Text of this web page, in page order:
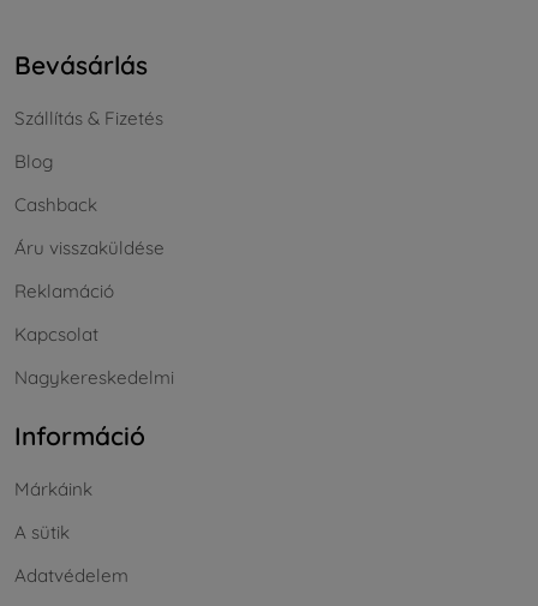
Bevásárlás
Szállítás & Fizetés
Blog
Cashback
Áru visszaküldése
Reklamáció
Kapcsolat
Nagykereskedelmi
Információ
Márkáink
A sütik
Adatvédelem